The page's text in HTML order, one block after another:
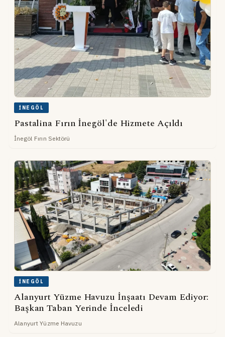
İNEGÖL
Pastalina Fırın İnegöl'de Hizmete Açıldı
İnegöl Fırın Sektörü
İNEGÖL
Alanyurt Yüzme Havuzu İnşaatı Devam Ediyor:
Başkan Taban Yerinde İnceledi
Alanyurt Yüzme Havuzu